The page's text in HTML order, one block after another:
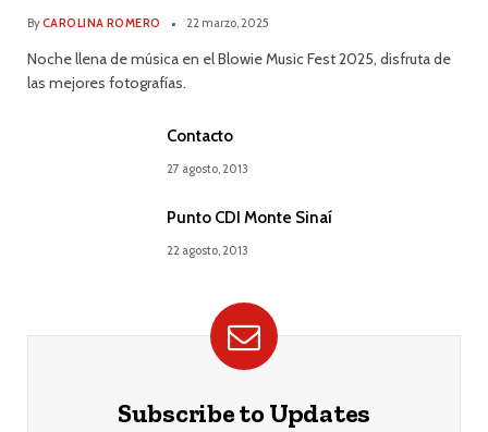
ByCAROLINA ROMERO 22 marzo, 2025
Noche llena de música en el Blowie Music Fest 2025, disfruta de
las mejores fotografías.
Contacto
27 agosto, 2013
Punto CDI Monte Sinaí
22 agosto, 2013
Subscribe to Updates